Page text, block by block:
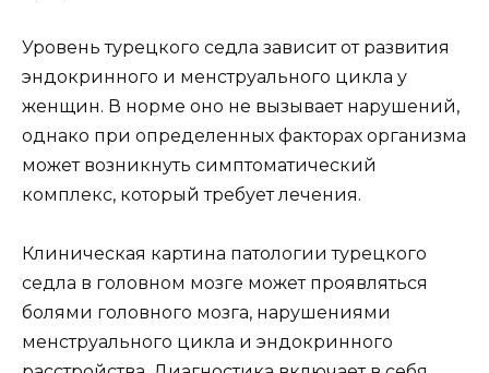
Уровень турецкого седла зависит от развития
эндокринного и менструального цикла у
женщин. В норме оно не вызывает нарушений,
однако при определенных факторах организма
может возникнуть симптоматический
комплекс, который требует лечения.
Клиническая картина патологии турецкого
седла в головном мозге может проявляться
болями головного мозга, нарушениями
менструального цикла и эндокринного